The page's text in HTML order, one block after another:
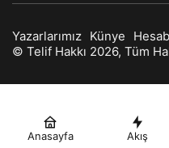
Anasayfa Akış
Yazarlarımız Künye
© Telif Hakkı 2026, Tüm